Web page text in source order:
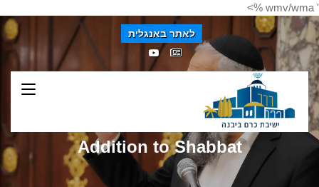
' wmv/wma %>
לאתר באנגלית
Addition to Shabbat